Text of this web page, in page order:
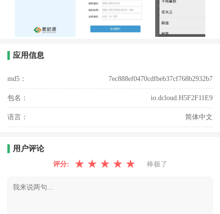
应用信息
md5： 7ec888ef0470cdfbeb37cf768b2932b7
包名： io.dcloud.H5F2F11E9
语言： 简体中文
用户评论
评分: ★ ★ ★ ★ ★ 棒极了